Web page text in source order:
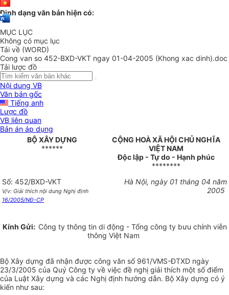
Định dạng văn bản hiện có:
MỤC LỤC
Không có mục lục
Tải về (WORD)
Cong van so 452-BXD-VKT ngay 01-04-2005 (Khong xac dinh).doc
Tải lược đồ
Nội dung VB
Văn bản gốc
Tiếng anh
Lược đồ
VB liên quan
Bản án áp dụng
BỘ XÂY DỰNG
******
CỘNG HOÀ XÃ HỘI CHỦ NGHĨA
VIỆT NAM
Độc lập - Tự do - Hạnh phúc
********
Số: 452/BXD-VKT
V/v: Giải thích nội dung Nghị định
16/2005/NĐ-CP
Hà Nội, ngày 01 tháng 04 năm
2005
Kính Gửi: Công ty thông tin di động - Tổng công ty bưu chính viễn
thông Việt Nam
Bộ Xây dựng đã nhận được công văn số 961/VMS-ĐTXD ngày
23/3/2005 của Quý Công ty về việc đề nghị giải thích một số điểm
của Luật Xây dựng và các Nghị định hướng dẫn. Bộ Xây dựng có ý
kiến như sau: